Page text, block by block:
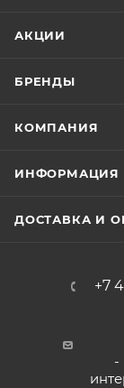
АКЦИИ
БРЕНДЫ
КОМПАНИЯ
ИНФОРМАЦИЯ
ДОСТАВКА И
+7
-